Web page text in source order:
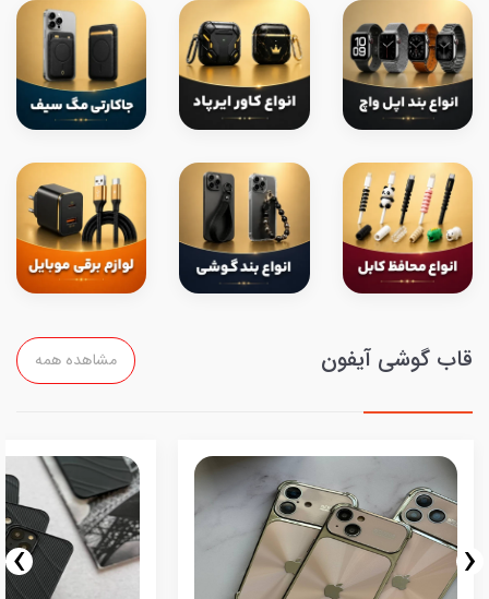
قاب گوشی آیفون مشاهده همه
‹
›